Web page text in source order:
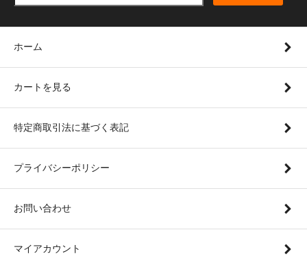
ホーム
カートを見る
特定商取引法に基づく表記
プライバシーポリシー
お問い合わせ
マイアカウント